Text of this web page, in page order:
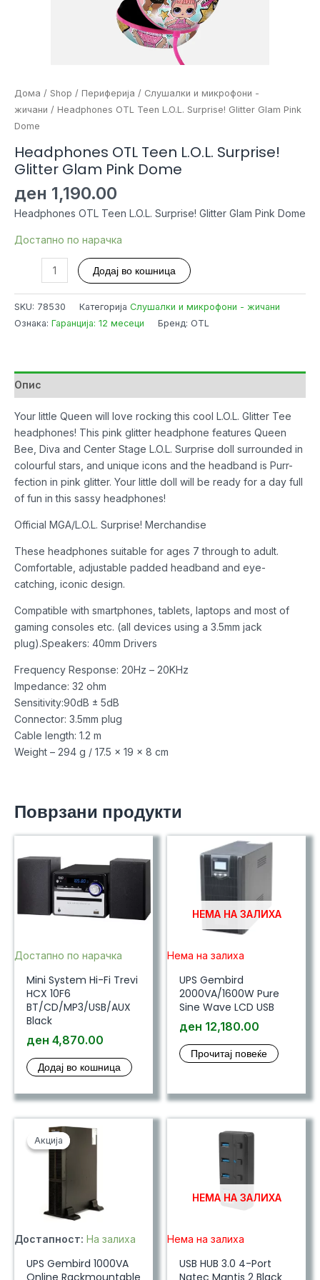
Дома / Shop / Периферија / Слушалки и микрофони -
жичани / Headphones OTL Teen L.O.L. Surprise! Glitter Glam Pink
Dome
Headphones OTL Teen L.O.L. Surprise!
Glitter Glam Pink Dome
ден 1,190.00
Headphones OTL Teen L.O.L. Surprise! Glitter Glam Pink Dome
Достапно по нарачка
Headphones
Teen
Pink
Dome
количина
Додај во кошница
SKU: 78530 Категорија Слушалки и микрофони - жичани
Ознака: Гаранција: 12 месеци Бренд: OTL
Опис
Your little Queen will love rocking this cool L.O.L. Glitter Tee
headphones! This pink glitter headphone features Queen
Bee, Diva and Center Stage L.O.L. Surprise doll surrounded in
colourful stars, and unique icons and the headband is Purr-
fection in pink glitter. Your little doll will be ready for a day full
of fun in this sassy headphones!
Official MGA/L.O.L. Surprise! Merchandise
These headphones suitable for ages 7 through to adult.
Comfortable, adjustable padded headband and eye-
catching, iconic design.
Compatible with smartphones, tablets, laptops and most of
gaming consoles etc. (all devices using a 3.5mm jack
plug).Speakers: 40mm Drivers
Frequency Response: 20Hz – 20KHz
Impedance: 32 ohm
Sensitivity:90dB ± 5dB
Connector: 3.5mm plug
Cable length: 1.2 m
Weight – 294 g / 17.5 x 19 x 8 cm
Поврзани продукти
Достапно по нарачка
Mini System Hi-Fi Trevi
HCX 10F6
BT/CD/MP3/USB/AUX
Black
ден 4,870.00
Додај во кошница
НЕМА НА ЗАЛИХА
Нема на залиха
UPS Gembird
2000VA/1600W Pure
Sine Wave LCD USB
ден 12,180.00
Прочитај повеќе
Акција
Акција
Достапност: На залиха
UPS Gembird 1000VA
Online Rackmountable
НЕМА НА ЗАЛИХА
Нема на залиха
USB HUB 3.0 4-Port
Natec Mantis 2 Black